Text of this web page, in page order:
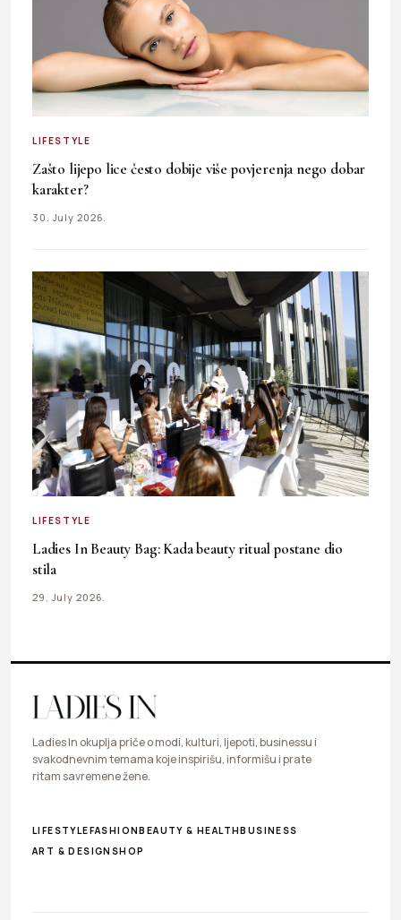
LIFESTYLE
Zašto lijepo lice često dobije više povjerenja nego dobar
karakter?
30. July 2026.
LIFESTYLE
Ladies In Beauty Bag: Kada beauty ritual postane dio
stila
29. July 2026.
Ladies In okuplja priče o modi, kulturi, ljepoti, businessu i
svakodnevnim temama koje inspirišu, informišu i prate
ritam savremene žene.
LIFESTYLEFASHIONBEAUTY & HEALTHBUSINESS
ART & DESIGN SHOP